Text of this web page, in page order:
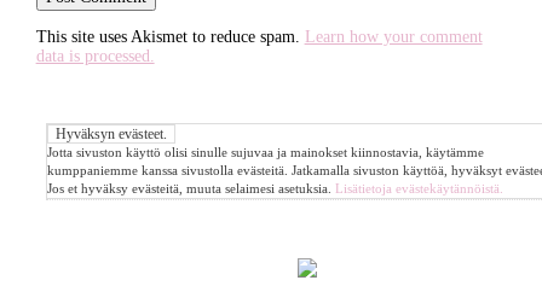
This site uses Akismet to reduce spam. Learn how your comment
data is processed.
Jotta sivuston käyttö olisi sinulle sujuvaa ja mainokset kiinnostavia, käytämme
kumppaniemme kanssa sivustolla evästeitä. Jatkamalla sivuston käyttöä, hyväksyt
Jos et hyväksy evästeitä, muuta selaimesi asetuksia. Lisätietoja evästekäytännöistä.